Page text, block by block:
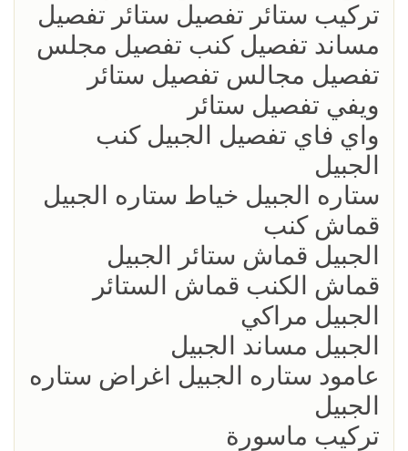
تركيب ستائر تفصيل ستائر تفصيل
مساند تفصيل كنب تفصيل مجلس
تفصيل مجالس تفصيل ستائر
ويفي تفصيل ستائر
واي فاي تفصيل الجبيل كنب
الجبيل
ستاره الجبيل خياط ستاره الجبيل
قماش كنب
الجبيل قماش ستائر الجبيل
قماش الكنب قماش الستائر
الجبيل مراكي
الجبيل مساند الجبيل
عامود ستاره الجبيل اغراض ستاره
الجبيل
تركيب ماسورة